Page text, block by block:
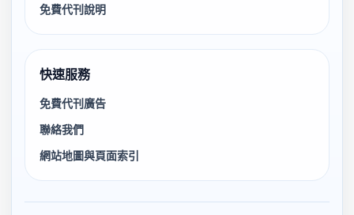
免費代刊說明
快速服務
免費代刊廣告
聯絡我們
網站地圖與頁面索引